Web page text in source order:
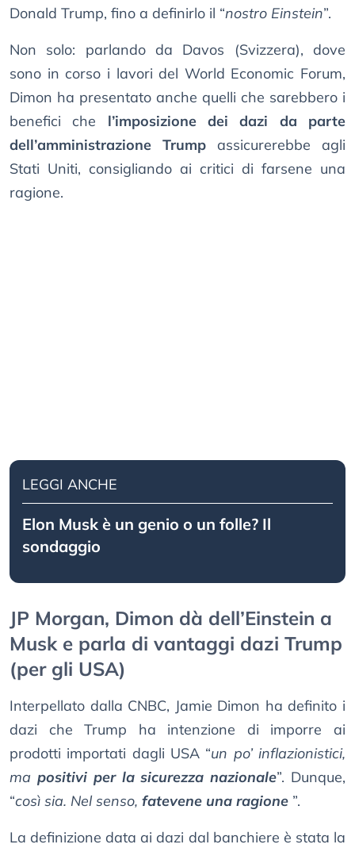
Donald Trump, fino a definirlo il “nostro Einstein”.
Non solo: parlando da Davos (Svizzera), dove
sono in corso i lavori del World Economic Forum,
Dimon ha presentato anche quelli che sarebbero i
benefici che l’imposizione dei dazi da parte
dell’amministrazione Trump assicurerebbe agli
Stati Uniti, consigliando ai critici di farsene una
ragione.
LEGGI ANCHE
Elon Musk è un genio o un folle? Il
sondaggio
JP Morgan, Dimon dà dell’Einstein a
Musk e parla di vantaggi dazi Trump
(per gli USA)
Interpellato dalla CNBC, Jamie Dimon ha definito i
dazi che Trump ha intenzione di imporre ai
prodotti importati dagli USA “un po’ inflazionistici,
ma positivi per la sicurezza nazionale”. Dunque,
“così sia. Nel senso, fatevene una ragione ”.
La definizione data ai dazi dal banchiere è stata la